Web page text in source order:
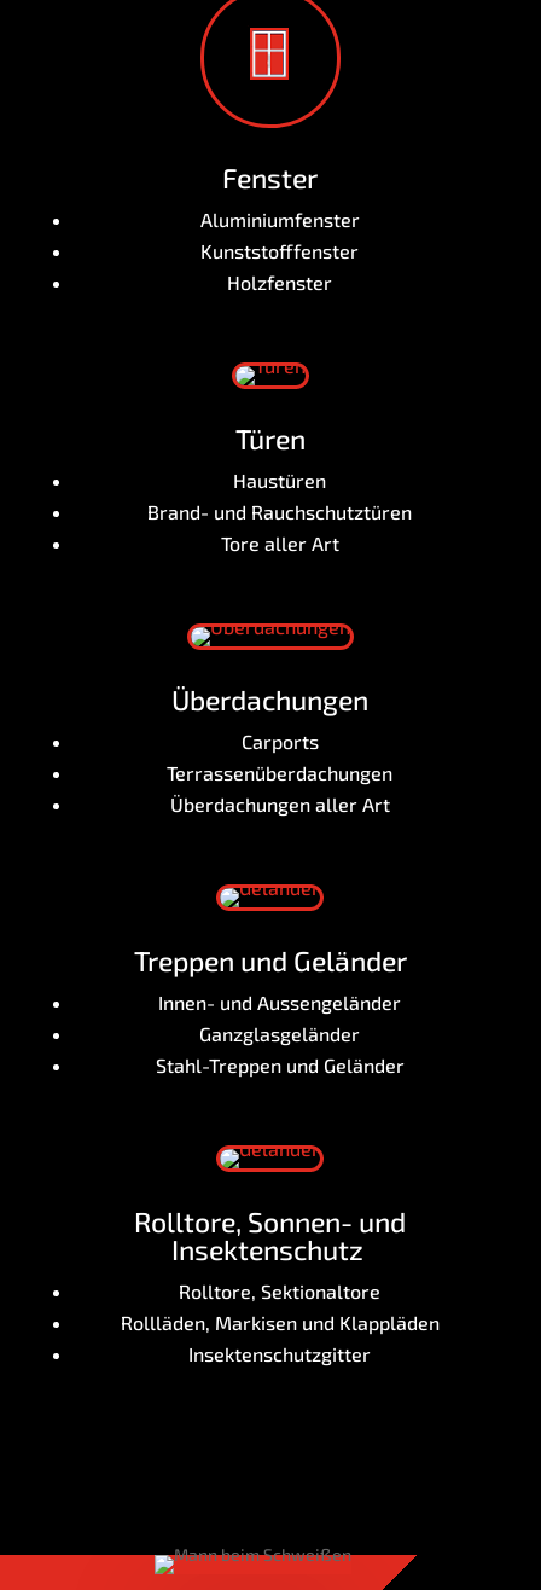
Fens­ter
Alu­mi­ni­um­fens­ter
Kunst­stoff­fens­ter
Holz­fens­ter
Türen
Haus­tü­ren
Brand- und Rauchschutztüren
Tore aller Art
Über­da­chun­gen
Car­ports
Ter­ras­sen­über­da­chun­gen
Über­da­chun­gen aller Art
Trep­pen und Geländer
Innen- und Aussengeländer
Ganz­glas­ge­län­der
Stahl-Trep­pen und Geländer
Roll­to­re, Son­nen- und
Insektenschutz
Roll­to­re, Sektionaltore
Roll­lä­den, Mar­ki­sen und Klappläden
Insek­ten­schutz­git­ter